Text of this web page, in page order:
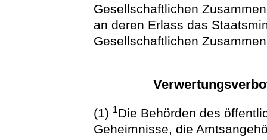
Gesellschaftlichen
an deren Erlass das
Gesellschaftlichen
(1) 1Die Behörden des
Geheimnisse, die